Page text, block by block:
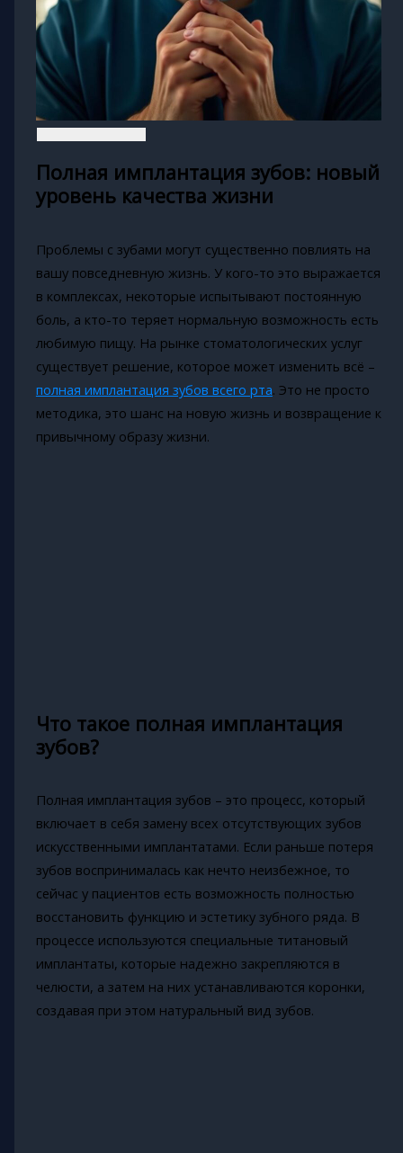
Полная имплантация зубов: новый
уровень качества жизни
Проблемы с зубами могут существенно повлиять на
вашу повседневную жизнь. У кого-то это выражается
в комплексах, некоторые испытывают постоянную
боль, а кто-то теряет нормальную возможность есть
любимую пищу. На рынке стоматологических услуг
существует решение, которое может изменить всё –
полная имплантация зубов всего рта. Это не просто
методика, это шанс на новую жизнь и возвращение к
привычному образу жизни.
Что такое полная имплантация
зубов?
Полная имплантация зубов – это процесс, который
включает в себя замену всех отсутствующих зубов
искусственными имплантатами. Если раньше потеря
зубов воспринималась как нечто неизбежное, то
сейчас у пациентов есть возможность полностью
восстановить функцию и эстетику зубного ряда. В
процессе используются специальные титановый
имплантаты, которые надежно закрепляются в
челюсти, а затем на них устанавливаются коронки,
создавая при этом натуральный вид зубов.